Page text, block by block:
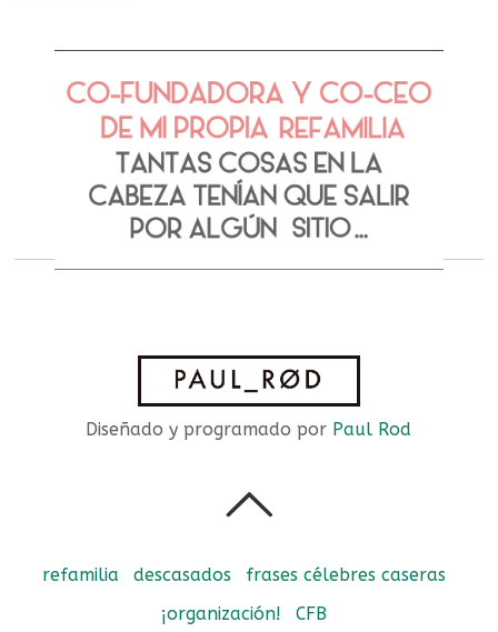
Diseñado y programado por Paul Rod
refamilia descasados
frases célebres caseras
¡organización!
CFB